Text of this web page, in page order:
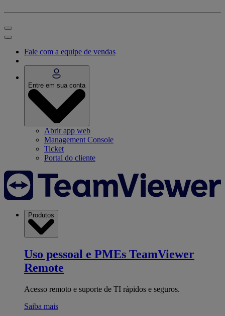
Fale com a equipe de vendas
Entre em sua conta
Abrir app web
Management Console
Ticket
Portal do cliente
Produtos
Uso pessoal e PMEs TeamViewer
Remote
Acesso remoto e suporte de TI rápidos e seguros.
Saiba mais